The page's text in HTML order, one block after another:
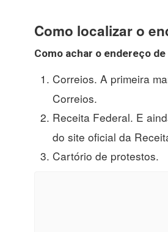
Como localizar o
Como achar o endereço
Correios. A primeira
Correios.
Receita Federal. E
do site oficial da
Cartório de protestos.